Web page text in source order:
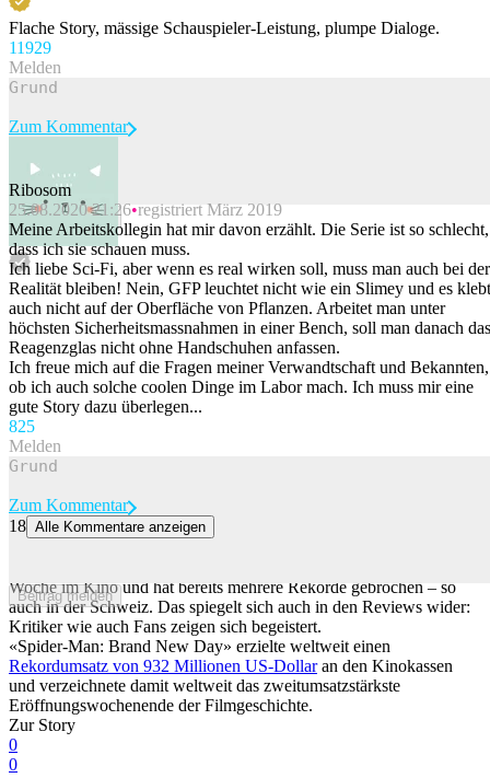
Flache Story, mässige Schauspieler-Leistung, plumpe Dialoge.
11929
Melden
Beitrag melden
Zum Kommentar
Ribosom
25.08.2020 21:26 registriert März 2019
Meine Arbeitskollegin hat mir davon erzählt. Die Serie ist so schlecht,
dass ich sie schauen muss.
Ich liebe Sci-Fi, aber wenn es real wirken soll, muss man auch bei der
Realität bleiben! Nein, GFP leuchtet nicht wie ein Slimey und es klebt
auch nicht auf der Oberfläche von Pflanzen. Arbeitet man unter
höchsten Sicherheitsmassnahmen in einer Bench, soll man danach das
Reagenzglas nicht ohne Handschuhen anfassen.
Ich freue mich auf die Fragen meiner Verwandtschaft und Bekannten,
ob ich auch solche coolen Dinge im Labor mach. Ich muss mir eine
gute Story dazu überlegen...
825
Melden
Beitrag melden
Zum Kommentar
18 Alle Kommentare anzeigen
Woche im Kino und hat bereits mehrere Rekorde gebrochen – so
auch in der Schweiz. Das spiegelt sich auch in den Reviews wider:
Kritiker wie auch Fans zeigen sich begeistert.
«Spider-Man: Brand New Day» erzielte weltweit einen
Rekordumsatz von 932 Millionen US-Dollaran den Kinokassen
und verzeichnete damit weltweit das zweitumsatzstärkste
Eröffnungswochenende der Filmgeschichte.
Zur Story
0
0